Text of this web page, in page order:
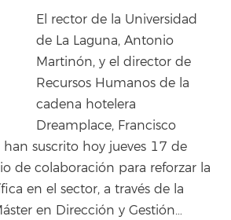
El rector de la Universidad
de La Laguna, Antonio
Martinón, y el director de
Recursos Humanos de la
cadena hotelera
Dreamplace, Francisco
suscrito hoy jueves 17 de
de colaboración para reforzar la
en el sector, a través de la
en Dirección y Gestión…